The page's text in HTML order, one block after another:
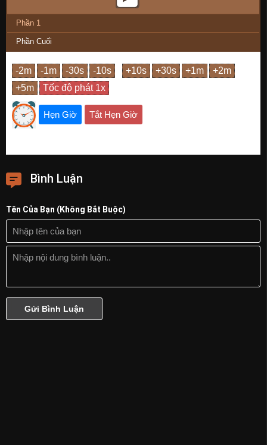
Phần 1
Phần Cuối
Hẹn Giờ Tắt Hẹn Giờ
Bình Luận
Tên Của Bạn (Không Bắt Buộc)